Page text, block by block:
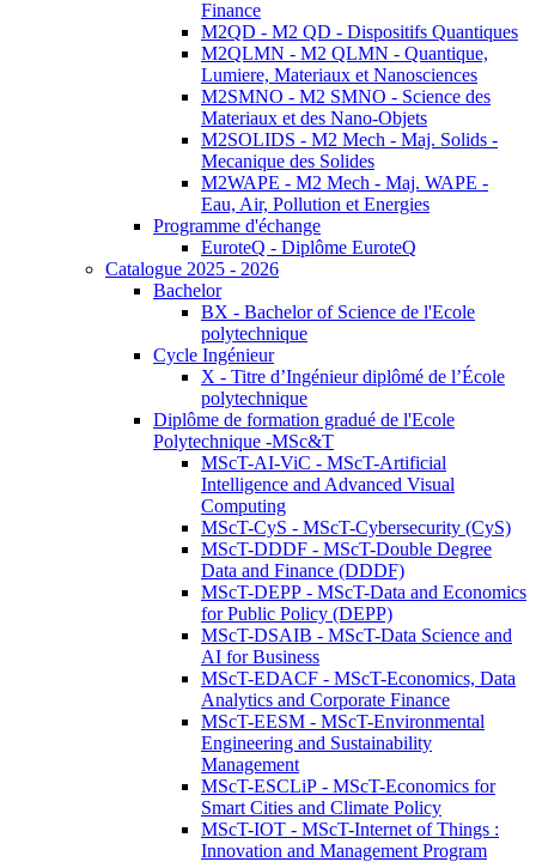
Finance
M2QD - M2 QD - Dispositifs Quantiques
M2QLMN - M2 QLMN - Quantique,
Lumiere, Materiaux et Nanosciences
M2SMNO - M2 SMNO - Science des
Materiaux et des Nano-Objets
M2SOLIDS - M2 Mech - Maj. Solids -
Mecanique des Solides
M2WAPE - M2 Mech - Maj. WAPE -
Eau, Air, Pollution et Energies
Programme d'échange
EuroteQ - Diplôme EuroteQ
Catalogue 2025 - 2026
Bachelor
BX - Bachelor of Science de l'Ecole
polytechnique
Cycle Ingénieur
X - Titre d’Ingénieur diplômé de l’École
polytechnique
Diplôme de formation gradué de l'Ecole
Polytechnique -MSc&T
MScT-AI-ViC - MScT-Artificial
Intelligence and Advanced Visual
Computing
MScT-CyS - MScT-Cybersecurity (CyS)
MScT-DDDF - MScT-Double Degree
Data and Finance (DDDF)
MScT-DEPP - MScT-Data and Economics
for Public Policy (DEPP)
MScT-DSAIB - MScT-Data Science and
AI for Business
MScT-EDACF - MScT-Economics, Data
Analytics and Corporate Finance
MScT-EESM - MScT-Environmental
Engineering and Sustainability
Management
MScT-ESCLiP - MScT-Economics for
Smart Cities and Climate Policy
MScT-IOT - MScT-Internet of Things :
Innovation and Management Program